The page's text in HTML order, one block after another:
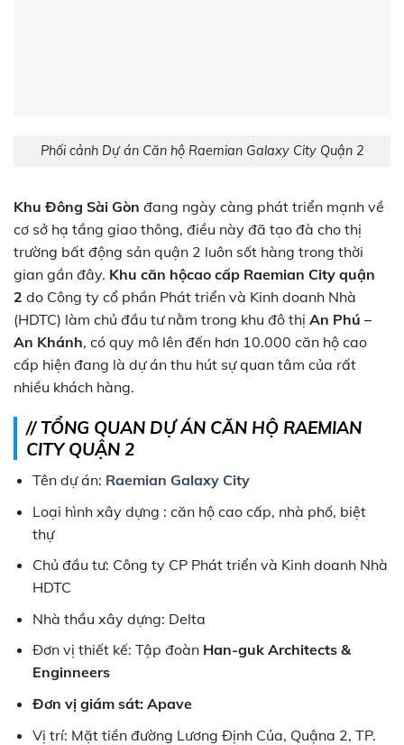
Phối cảnh Dự án Căn hộ Raemian Galaxy City Quận 2
Khu Đông Sài Gòn đang ngày càng phát triển mạnh về
cơ sở hạ tầng giao thông, điều này đã tạo đà cho thị
trường bất động sản quận 2 luôn sốt hàng trong thời
gian gần đây. Khu căn hộcao cấp Raemian City quận
2 do Công ty cổ phần Phát triển và Kinh doanh Nhà
(HDTC) làm chủ đầu tư nằm trong khu đô thị An Phú –
An Khánh, có quy mô lên đến hơn 10.000 căn hộ cao
cấp hiện đang là dự án thu hút sự quan tâm của rất
nhiều khách hàng.
// TỔNG QUAN DỰ ÁN CĂN HỘ RAEMIAN
CITY QUẬN 2
Tên dự án: Raemian Galaxy City
Loại hình xây dựng : căn hộ cao cấp, nhà phố, biệt
thự
Chủ đầu tư: Công ty CP Phát triển và Kinh doanh Nhà
HDTC
Nhà thầu xây dựng: Delta
Đơn vị thiết kế: Tập đoàn Han-guk Architects &
Enginneers
Đơn vị giám sát: Apave
Vị trí: Mặt tiền đường Lương Định Của, Quậna 2, TP.